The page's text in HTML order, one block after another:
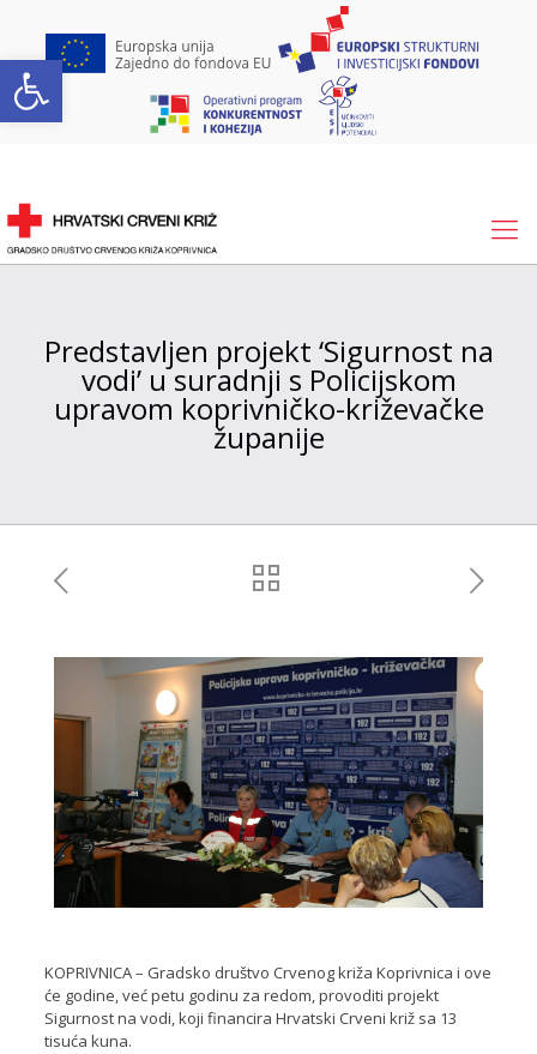
Open toolbar
Predstavljen projekt ‘Sigurnost na
vodi’ u suradnji s Policijskom
upravom koprivničko-križevačke
županije
KOPRIVNICA – Gradsko društvo Crvenog križa Koprivnica i ove
će godine, već petu godinu za redom, provoditi projekt
Sigurnost na vodi, koji financira Hrvatski Crveni križ sa 13
tisuća kuna.